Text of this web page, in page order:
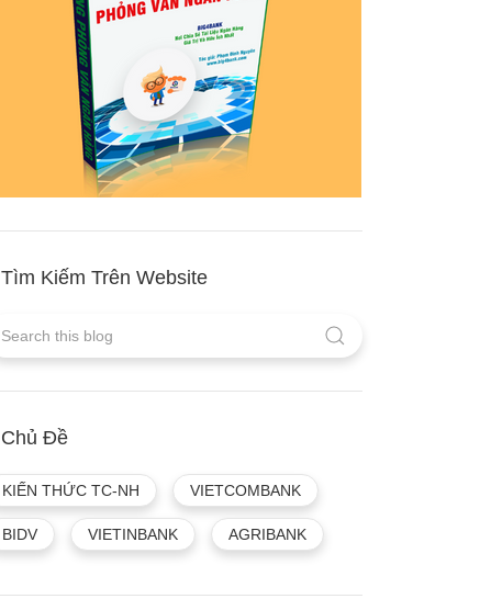
Tìm Kiếm Trên Website
Chủ Đề
KIẾN THỨC TC-NH VIETCOMBANK
BIDV VIETINBANK AGRIBANK